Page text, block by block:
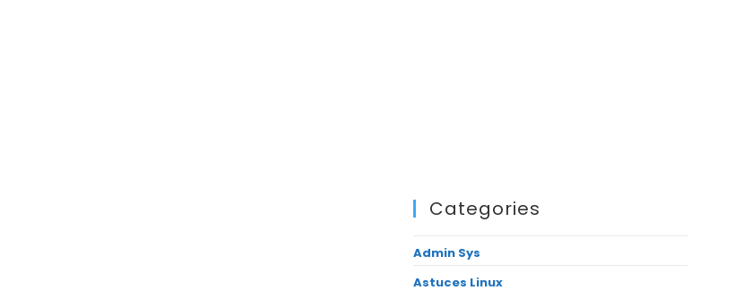
Categories
Admin Sys
Astuces Linux